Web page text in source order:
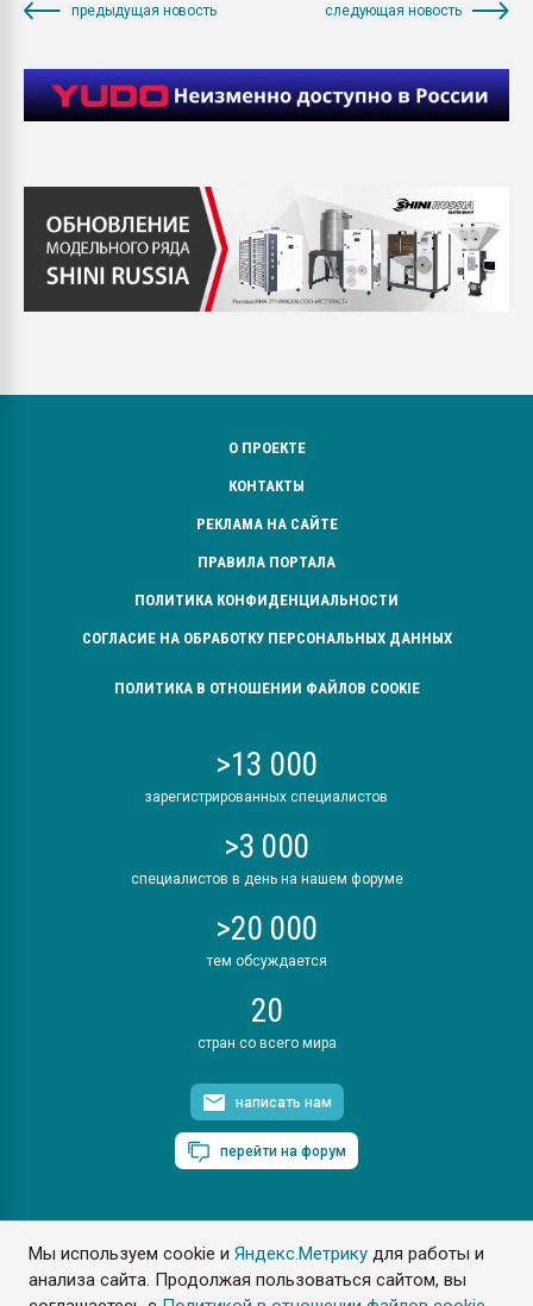
Мы используем cookie иЯндекс.Метрику для работы и
анализа сайта. Продолжая пользоваться сайтом, вы
предыдущая новость следующая новость
О ПРОЕКТЕ
КОНТАКТЫ
РЕКЛАМА НА САЙТЕ
ПРАВИЛА ПОРТАЛА
ПОЛИТИКА КОНФИДЕНЦИАЛЬНОСТИ
СОГЛАСИЕ НА ОБРАБОТКУ ПЕРСОНАЛЬНЫХ ДАННЫХ
ПОЛИТИКА В ОТНОШЕНИИ ФАЙЛОВ COOKIE
>13 000
зарегистрированных специалистов
>3 000
специалистов в день на нашем форуме
>20 000
тем обсуждается
20
стран со всего мира
написать нам
перейти на форум
ПластЭксперт © 2006. Все права защищены
Разрешается копирование материалов сайта с обязательной
ссылкой на www.e-plastic.ru